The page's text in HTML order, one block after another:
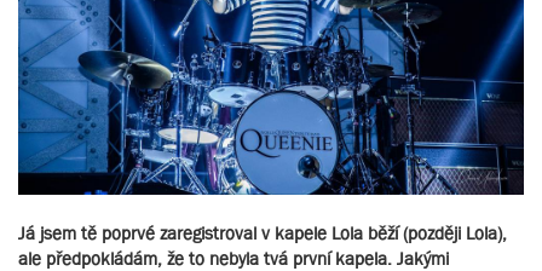
Já jsem tě poprvé zaregistroval v kapele Lola běží (později Lola),
ale předpokládám, že to nebyla tvá první kapela. Jakými